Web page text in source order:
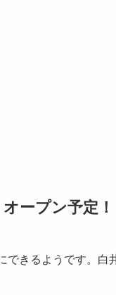
ープン予定！
きるようです。白